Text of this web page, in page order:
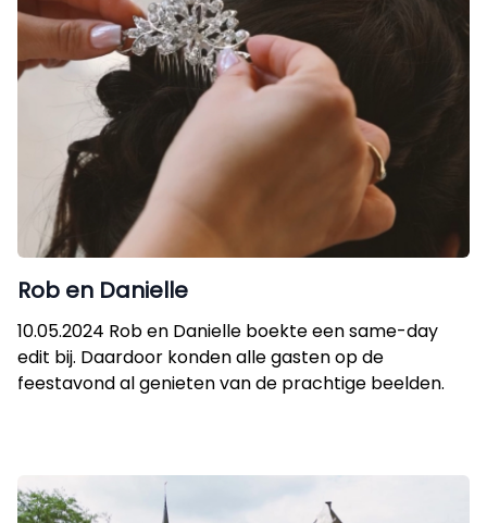
Rob en Danielle
10.05.2024 Rob en Danielle boekte een same-day
edit bij. Daardoor konden alle gasten op de
feestavond al genieten van de prachtige beelden.